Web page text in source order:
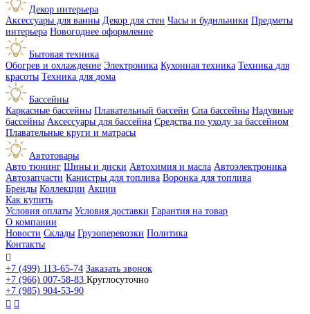
Декор интерьера
Аксессуары для ванны Декор для стен Часы и будильники Предметы
интерьера Новогоднее оформление
Бытовая техника
Обогрев и охлаждение Электроника Кухонная техника Техника для
красоты Техника для дома
Бассейны
Каркасные бассейны Плавательный бассейн Спа бассейны Надувные
бассейны Аксессуары для бассейна Средства по уходу за бассейном
Плавательные круги и матрасы
Автотовары
Авто тюнинг Шины и диски Автохимия и масла Автоэлектроника
Автозапчасти Канистры для топлива Воронка для топлива
Бренды Коллекции Акции
Как купить
Условия оплаты Условия доставки Гарантия на товар
О компании
Новости Склады Грузоперевозки Политика
Контакты

+7 (499) 113-65-74 Заказать звонок
+7 (966) 007-58-83 Круглосуточно
+7 (985) 904-53-90
 